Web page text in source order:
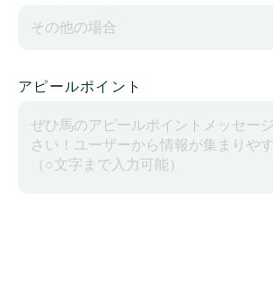
アピールポイント